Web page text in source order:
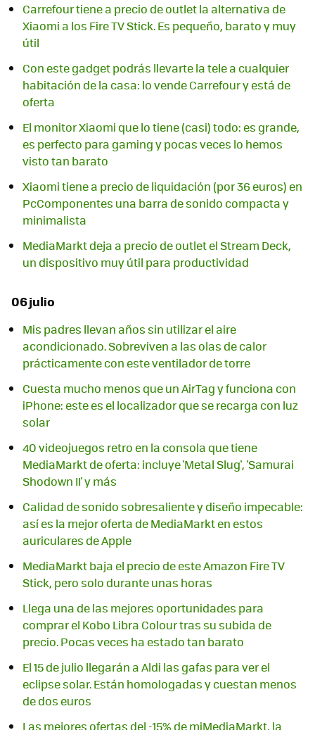
Carrefour tiene a precio de outlet la alternativa de
Xiaomi a los Fire TV Stick. Es pequeño, barato y muy
útil
Con este gadget podrás llevarte la tele a cualquier
habitación de la casa: lo vende Carrefour y está de
oferta
El monitor Xiaomi que lo tiene (casi) todo: es grande,
es perfecto para gaming y pocas veces lo hemos
visto tan barato
Xiaomi tiene a precio de liquidación (por 36 euros) en
PcComponentes una barra de sonido compacta y
minimalista
MediaMarkt deja a precio de outlet el Stream Deck,
un dispositivo muy útil para productividad
06 julio
Mis padres llevan años sin utilizar el aire
acondicionado. Sobreviven a las olas de calor
prácticamente con este ventilador de torre
Cuesta mucho menos que un AirTag y funciona con
iPhone: este es el localizador que se recarga con luz
solar
40 videojuegos retro en la consola que tiene
MediaMarkt de oferta: incluye 'Metal Slug', 'Samurai
Shodown II' y más
Calidad de sonido sobresaliente y diseño impecable:
así es la mejor oferta de MediaMarkt en estos
auriculares de Apple
MediaMarkt baja el precio de este Amazon Fire TV
Stick, pero solo durante unas horas
Llega una de las mejores oportunidades para
comprar el Kobo Libra Colour tras su subida de
precio. Pocas veces ha estado tan barato
El 15 de julio llegarán a Aldi las gafas para ver el
eclipse solar. Están homologadas y cuestan menos
de dos euros
Las mejores ofertas del -15% de miMediaMarkt, la